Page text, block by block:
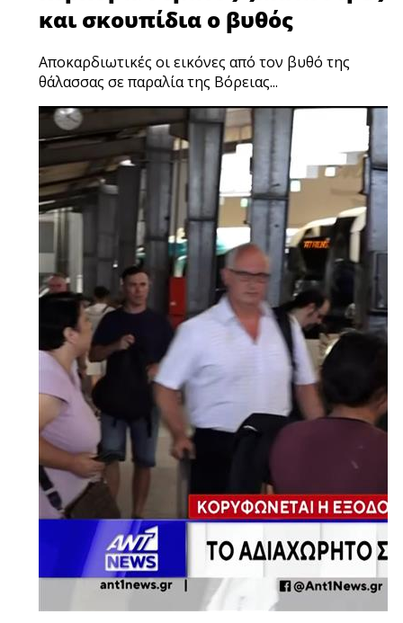
×
και σκουπίδια ο βυθός
Αποκαρδιωτικές οι εικόνες από τον βυθό της
θάλασσας σε παραλία της Βόρειας...